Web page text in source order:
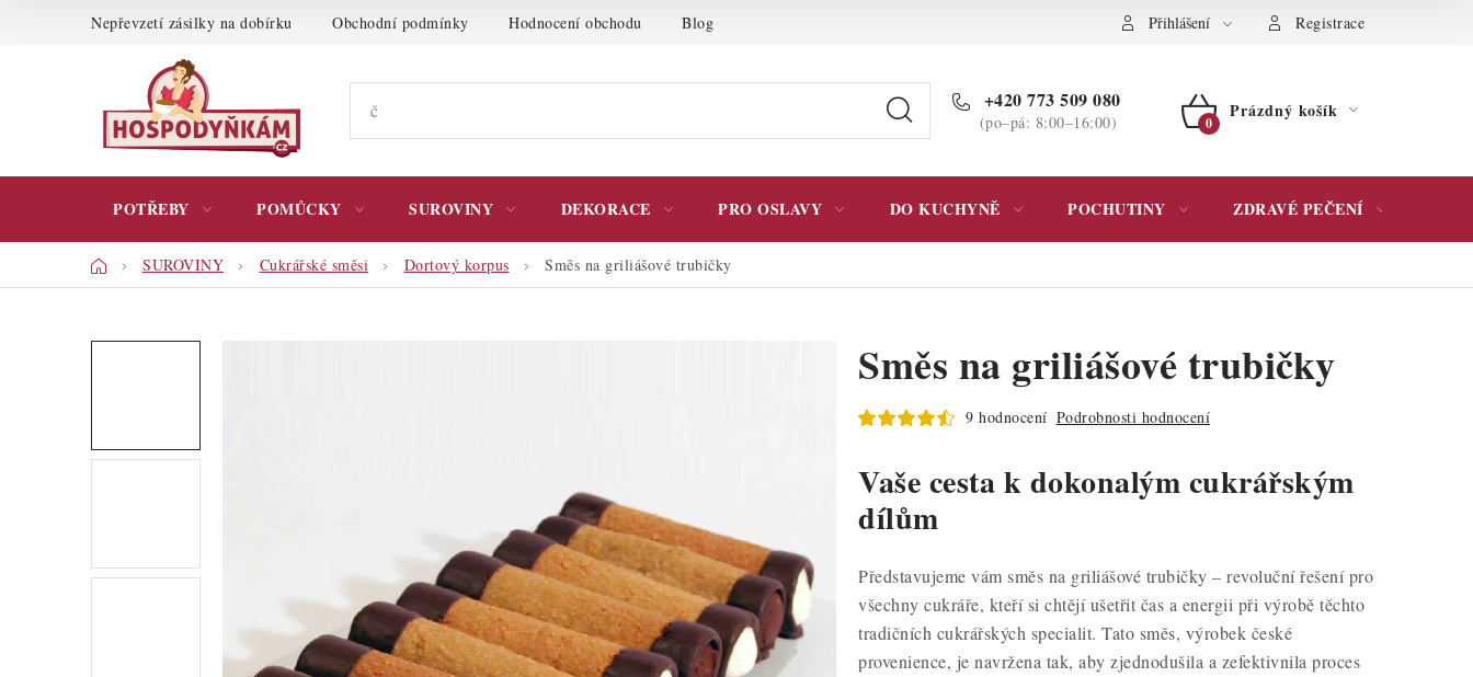
Nepřevzetí zásilky na dobírku Obchodní podmínky Hodnocení obchodu Blog Podmínky ochrany osobních údajů Přihlášení Registrace
+420 773 509 080
(po–pá: 8:00–16:00)
NÁKUPNÍ
Prázdný košík
POTŘEBY POMŮCKY SUROVINY DEKORACE PRO OSLAVY DO KUCHYNĚ POCHUTINY ZDRAVÉ PEČENÍ
DomůSUROVINY Cukrářské směsi Dortový korpus Směs na griliášové trubičky
Směs na griliášové trubičky
9 hodnocení Podrobnosti hodnocení
Vaše cesta k dokonalým cukrářským
dílům
Představujeme vám směs na griliášové trubičky – revoluční řešení pro
všechny cukráře, kteří si chtějí ušetřit čas a energii při výrobě těchto
tradičních cukrářských specialit. Tato směs, výrobek české
provenience, je navržena tak, aby zjednodušila a zefektivnila proces